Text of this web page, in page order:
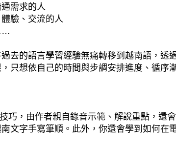
需求的人
驗、交流的人
去的語言學習經驗無痛轉移到越南語，透
只想依自己的時間與步調安排進度、循序
，由作者親自錄音示範、解說重點，還
文字手寫筆順。此外，你還會學到如何在